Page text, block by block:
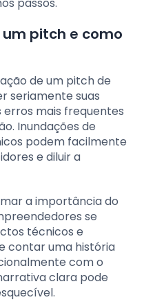
passos.
pitch e como
de um pitch de
seriamente suas
erros mais frequentes
Inundações de
podem facilmente
e diluir a
a importância do
se
técnicos e
contar uma história
com o
clara pode